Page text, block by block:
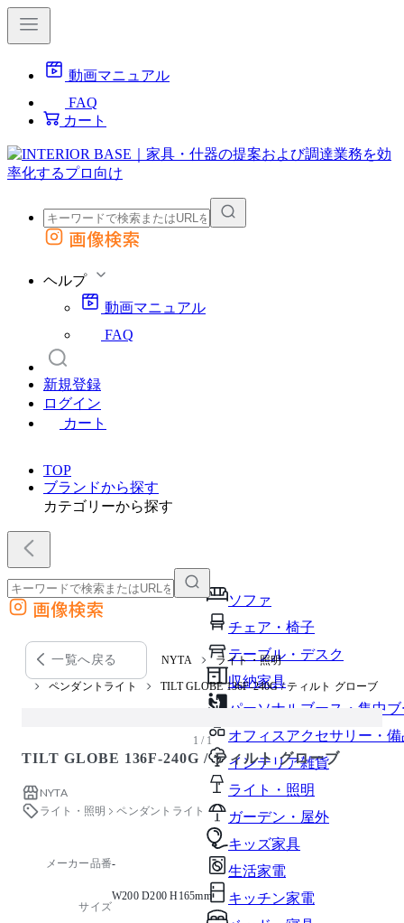
動画マニュアル
FAQ
カート
外部サイトの商品をカートに追加
画像検索
ヘルプ
動画マニュアル
FAQ
新規登録
ログイン
カート
TOP
ブランドから探す
カテゴリーから探す
ソファ
チェア・椅子
テーブル・デスク
収納家具
パーソナルブース・集中
オフィスアクセサリー・備
インテリア雑貨
ライト・照明
ガーデン・屋外
キッズ家具
生活家電
キッチン家電
外部サイトの商品をカートに追加
他のサイトで見つけた商品ページのURLを貼り付けて、カートに追加できます
画像検索
一覧へ戻る NYTA ライト・照明
ペンダントライト TILT GLOBE 136F-240G / ティルト グローブ
1 / 1
TILT GLOBE 136F-240G / ティルト グローブ
NYTA
ライト・照明
ペンダントライト
メーカー品番-
サイズ
W200 D200 H165mm